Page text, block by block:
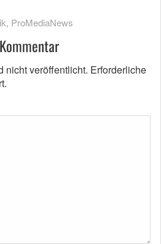
, ProMediaNews
nicht veröffentlicht. Erforderliche